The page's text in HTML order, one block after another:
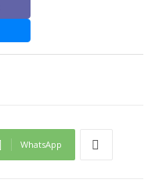
WhatsApp